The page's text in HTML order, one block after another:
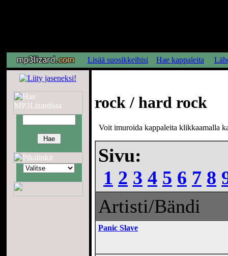
Lisää suosikkeihisi Hae kappaleita
rock / hard rock
Voit imuroida kappaleita klikkaamalla
Sivu:
1 2 3 4 5 6 7 8
Artisti/Bändi
Panic Slave